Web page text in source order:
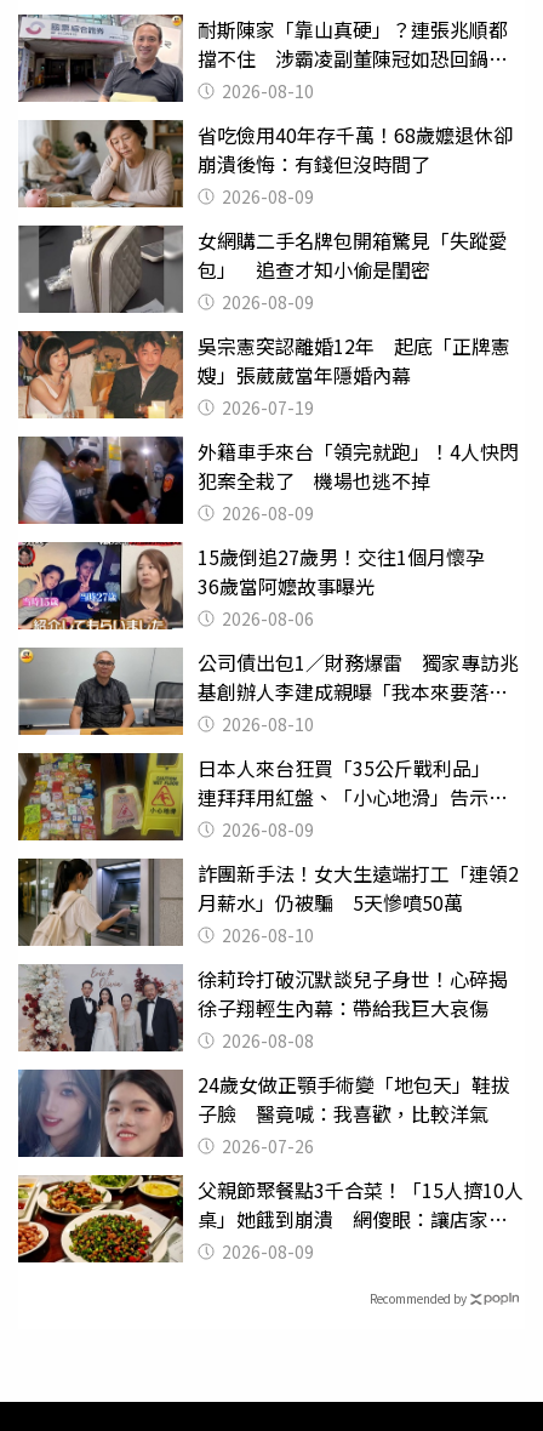
耐斯陳家「靠山真硬」？連張兆順都
擋不住 涉霸凌副董陳冠如恐回鍋國
票證2026-08-10
省吃儉用40年存千萬！68歲嬤退休卻
崩潰後悔：有錢但沒時間了
2026-08-09
女網購二手名牌包開箱驚見「失蹤愛
包」 追查才知小偷是閨密
2026-08-09
吳宗憲突認離婚12年 起底「正牌憲
嫂」張葳葳當年隱婚內幕
2026-07-19
外籍車手來台「領完就跑」！4人快閃
犯案全栽了 機場也逃不掉
2026-08-09
15歲倒追27歲男！交往1個月懷孕
36歲當阿嬤故事曝光
2026-08-06
公司債出包1／財務爆雷 獨家專訪兆
基創辦人李建成親曝「我本來要落
跑」2026-08-10
日本人來台狂買「35公斤戰利品」
連拜拜用紅盤、「小心地滑」告示牌
也帶回家
2026-08-09
詐團新手法！女大生遠端打工「連領2
月薪水」仍被騙 5天慘噴50萬
2026-08-10
徐莉玲打破沉默談兒子身世！心碎揭
徐子翔輕生內幕：帶給我巨大哀傷
2026-08-08
24歲女做正顎手術變「地包天」鞋拔
子臉 醫竟喊：我喜歡，比較洋氣
2026-07-26
父親節聚餐點3千合菜！「15人擠10人
桌」她餓到崩潰 網傻眼：讓店家看
笑話2026-08-09
Recommended by